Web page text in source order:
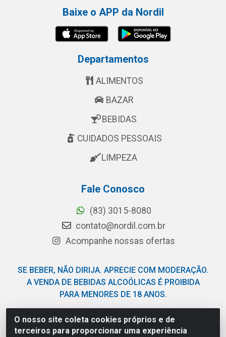
O nosso site coleta cookies próprios e de
terceiros para proporcionar uma experiência
Baixe o APP da Nordil
Departamentos
ALIMENTOS
BAZAR
BEBIDAS
CUIDADOS PESSOAIS
LIMPEZA
Fale Conosco
(83) 3015-8080
contato@nordil.com.br
Acompanhe nossas ofertas
SE BEBER, NÃO DIRIJA. APRECIE COM MODERAÇÃO.
A VENDA DE BEBIDAS ALCOÓLICAS É PROIBIDA
PARA MENORES DE 18 ANOS.
Nordil Distribuidora - Avenida Liberdade, 2738, Bloco F -